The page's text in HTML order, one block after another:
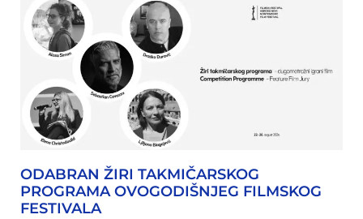
ODABRAN ŽIRI TAKMIČARSKOG
PROGRAMA OVOGODIŠNJEG FILMSKOG
FESTIVALA